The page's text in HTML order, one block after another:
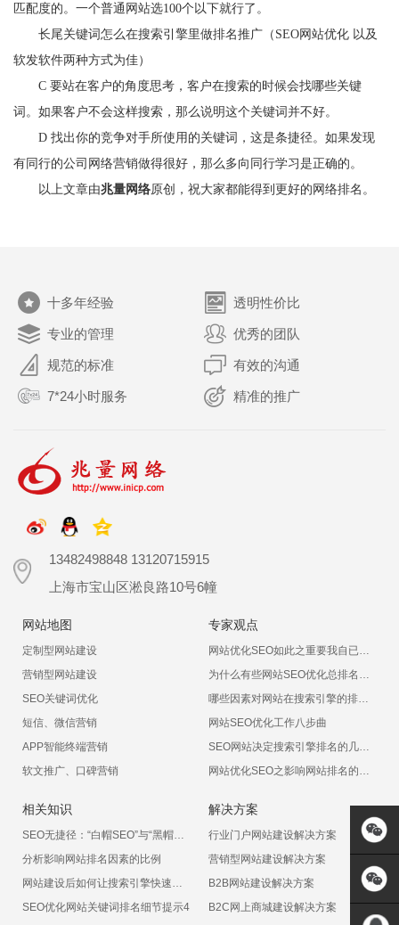
匹配度的。一个普通网站选100个以下就行了。
长尾关键词怎么在搜索引擎里做排名推广（SEO网站优化 以及
软发软件两种方式为佳）
C 要站在客户的角度思考，客户在搜索的时候会找哪些关键
词。如果客户不会这样搜索，那么说明这个关键词并不好。
D 找出你的竞争对手所使用的关键词，这是条捷径。如果发现
有同行的公司网络营销做得很好，那么多向同行学习是正确的。
以上文章由兆量网络原创，祝大家都能得到更好的网络排名。
十多年经验 透明性价比
专业的管理 优秀的团队
规范的标准 有效的沟通
7*24小时服务 精准的推广
13482498848 13120715915
上海市宝山区淞良路10号6幢
网站地图
定制型网站建设
营销型网站建设
SEO关键词优化
短信、微信营销
APP智能终端营销
软文推广、口碑营销
专家观点
网站优化SEO如此之重要我自已能不能做呢？
为什么有些网站SEO优化总排名不上呢
哪些因素对网站在搜索引擎的排名有影响
网站SEO优化工作八步曲
SEO网站决定搜索引擎排名的几大因素
网站优化SEO之影响网站排名的十大非常见因素
相关知识
SEO无捷径：“白帽SEO”与“黑帽SEO”
分析影响网站排名因素的比例
网站建设后如何让搜索引擎快速收录
SEO优化网站关键词排名细节提示4
解决方案
行业门户网站建设解决方案
营销型网站建设解决方案
B2B网站建设解决方案
B2C网上商城建设解决方案